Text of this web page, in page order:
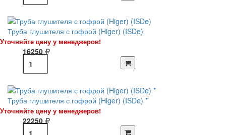
Труба глушителя с гофрой (Higer) (ISDe)
Уточняйте цену у менеджеров!
16250
Труба глушителя с гофрой (Higer) (ISDe) *
Уточняйте цену у менеджеров!
22250